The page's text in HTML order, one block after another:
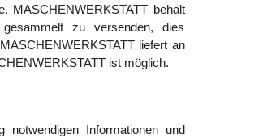
MASCHENWERKSTATT behält
zu versenden, dies
liefert an
ist möglich.
notwendigen Informationen und